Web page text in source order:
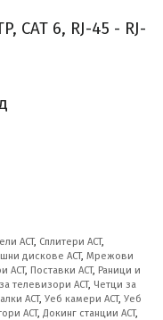
CAT 6, RJ-45 - RJ-
ACT, Сплитери ACT,
дискове ACT, Мрежови
ACT, Поставки ACT, Раници и
телевизори ACT, Четци за
ACT, Уеб камери ACT, Уеб
ACT, Докинг станции ACT,